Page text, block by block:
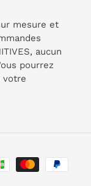
mesure et
aucun
pourrez
votre